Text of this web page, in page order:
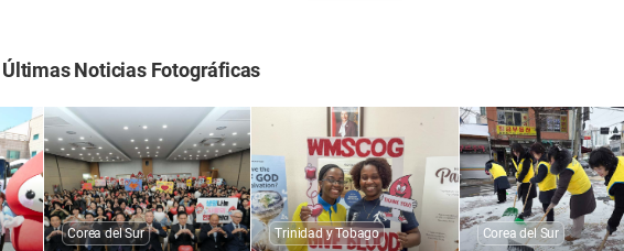
Últimas Noticias Fotográficas
Corea del Sur Trinidad y Tobago Corea del Sur